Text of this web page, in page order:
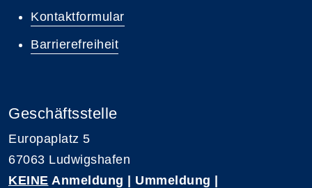
Kontaktformular
Barrierefreiheit
Geschäftsstelle
Europaplatz 5
67063 Ludwigshafen
KEINE Anmeldung | Ummeldung |